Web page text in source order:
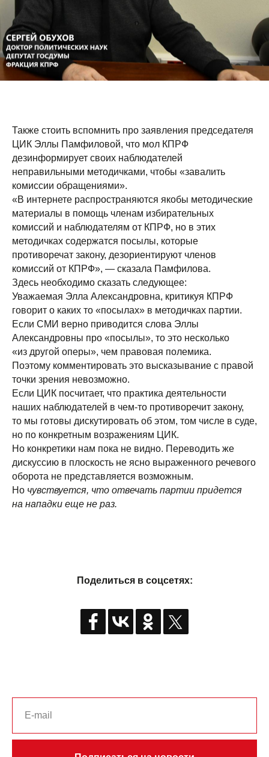
Также стоить вспомнить про заявления председателя
ЦИК Эллы Памфиловой, что мол КПРФ
дезинформирует своих наблюдателей
неправильными методичками, чтобы «завалить
комиссии обращениями».
«В интернете распространяются якобы методические
материалы в помощь членам избирательных
комиссий и наблюдателям от КПРФ, но в этих
методичках содержатся посылы, которые
противоречат закону, дезориентируют членов
комиссий от КПРФ», — сказала Памфилова.
Здесь необходимо сказать следующее:
Уважаемая Элла Александровна, критикуя КПРФ
говорит о каких то «посылах» в методичках партии.
Если СМИ верно приводится слова Эллы
Александровны про «посылы», то это несколько
«из другой оперы», чем правовая полемика.
Поэтому комментировать это высказывание с правой
точки зрения невозможно.
Если ЦИК посчитает, что практика деятельности
наших наблюдателей в чем-то противоречит закону,
то мы готовы дискутировать об этом, том числе в суде,
но по конкретным возражениям ЦИК.
Но конкретики нам пока не видно. Переводить же
дискуссию в плоскость не ясно выраженного речевого
оборота не представляется возможным.
Но чувствуется, что отвечать партии придется
на нападки еще не раз.
Поделиться в соцсетях: